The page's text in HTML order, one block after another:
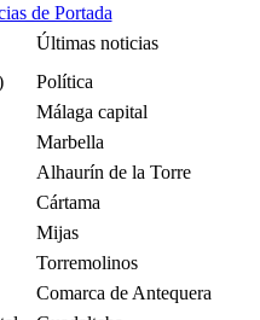
de Portada
Últimas noticias
Política
Málaga capital
Marbella
Alhaurín de la Torre
Cártama
Mijas
Torremolinos
Comarca de Antequera